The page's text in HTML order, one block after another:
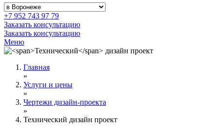
+7 952 743 97 79
Заказать консультацию
Заказать консультацию
Меню
Главная
»
Услуги и цены
»
Чертежи дизайн-проекта
»
Технический дизайн проект